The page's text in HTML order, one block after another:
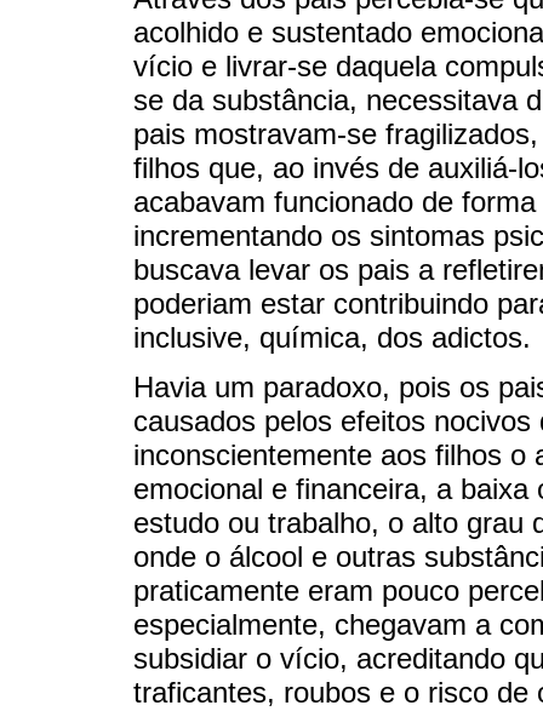
acolhido e sustentado
vício e livrar-se daquela
se da substância, necessitava
pais mostravam-se
filhos que, ao invés de auxiliá-
acabavam funcionado de
incrementando os sintomas
buscava levar os pais a
poderiam estar contribuindo
inclusive, química, dos adictos.
Havia um paradoxo, pois os
causados pelos efeitos
inconscientemente aos filhos o
emocional e financeira, a
estudo ou trabalho, o alto grau
onde o álcool e outras
praticamente eram pouco
especialmente, chegavam a
subsidiar o vício, acreditando
traficantes, roubos e o risco